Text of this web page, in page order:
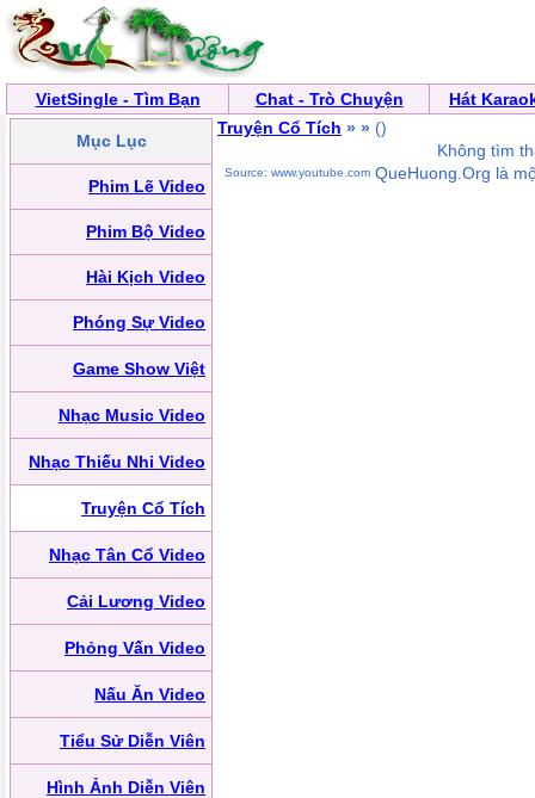
VietSingle - Tìm Bạn Chat - Trò Chuyện Hát
Mục Lục
Phim Lẽ Video
Phim Bộ Video
Hài Kịch Video
Phóng Sự Video
Game Show Việt
Nhạc Music Video
Nhạc Thiếu Nhi Video
Truyện Cổ Tích
Nhạc Tân Cổ Video
Cải Lương Video
Phỏng Vấn Video
Nấu Ăn Video
Tiểu Sử Diễn Viên
Hình Ảnh Diễn Viên
Truyện Cổ Tích » » ()
Không tìm
Source: www.youtube.com QueHuong.Org là